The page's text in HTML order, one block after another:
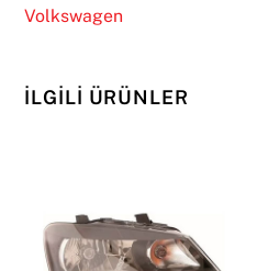
2014
Volkswagen
İLGILI ÜRÜNLER